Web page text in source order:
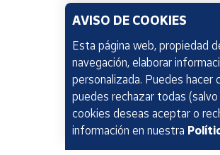
AVISO DE COOKIES
Esta página web, propiedad
navegación, elaborar
personalizada. Puedes hacer
puedes rechazar todas
cookies deseas aceptar o
información en nuestra